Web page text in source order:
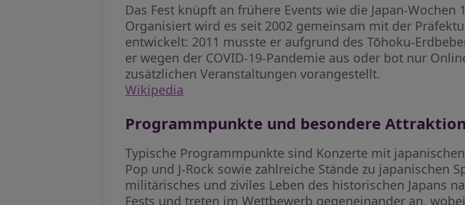
Das Fest knüpft an frühere Events wie die Japan-Wochen
Organisiert wird es seit 2002 gemeinsam mit der
entwickelt: 2011 musste er aufgrund des Tōhoku-
er wegen der COVID-19-Pandemie aus oder bot nur
zusätzlichen Veranstaltungen vorangestellt.
Wikipedia
Programmpunkte und besondere
Typische Programmpunkte sind Konzerte mit
Pop und J-Rock sowie zahlreiche Stände zu japanischen
militärisches und ziviles Leben des historischen Japans
Fests und treten im Wettbewerb gegeneinander an,